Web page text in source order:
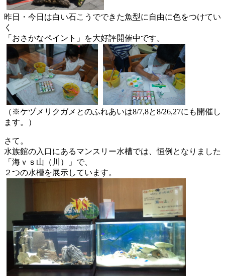
昨日・ 今日は白い石こうでできた魚型に自由に色をつけてい
く
「 おさかなペイント」を大好評開催中です。
（※ケヅメリクガメとのふれあいは8/7,8と8/26,27にも開催し
ます。）
さて。
水族館の入口にあるマンスリー水槽では、恒例となりました
「 海ｖｓ山（川）」で、
２つの水槽を展示しています。